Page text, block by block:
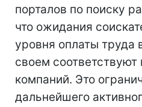
порталов по поиску
что ожидания
уровня оплаты труда
своем
компаний. Это
дальнейшего